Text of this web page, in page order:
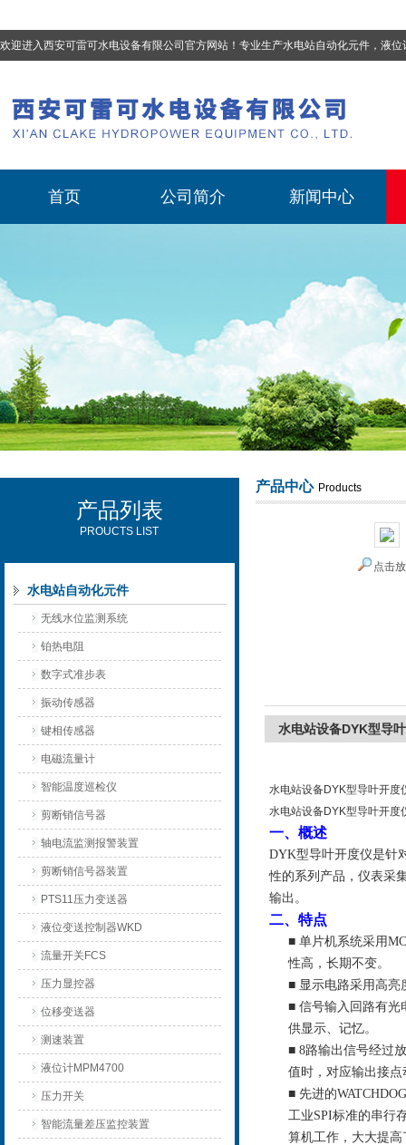
欢迎进入西安可雷可水电设备有限公司官方网站！专业生产水电站自动化元件，液位计、流量计、压力变送器、油混水控制器、温度传感器、电磁阀球阀蝶阀、测速装置、位移
西安可雷可水电设备有限公司
首页 公司简介 新闻中心
产品列表
PROUCTS LIST
水电站自动化元件
无线水位监测系统
铂热电阻
数字式准步表
振动传感器
键相传感器
电磁流量计
智能温度巡检仪
剪断销信号器
轴电流监测报警装置
剪断销信号器装置
PTS11压力变送器
液位变送控制器WKD
流量开关FCS
压力显控器
位移变送器
测速装置
液位计MPM4700
压力开关
智能流量差压监控装置
产品中心 Products
点击
水电站设备DYK型导
水电站设备DYK型导叶开度
水电站设备DYK型导叶开度
一、概述
DYK型导叶开度仪是针
性的系列产品， 仪表采
输出。
二、特点
■ 单片机系统采用
性高，长期不变。
■ 显示电路采用高亮
■ 信号输入回路有光
供显示、记忆。
■ 8路输出信号经过
值时，对应输出接点
■ 先进的
工业SPI标准的串行
算机工作，大大提